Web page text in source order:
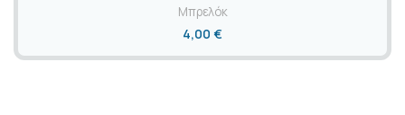
Μπρελόκ
4,00 €